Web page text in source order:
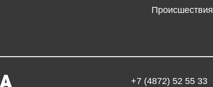
Происшествия
+7 (4872) 52 55 33